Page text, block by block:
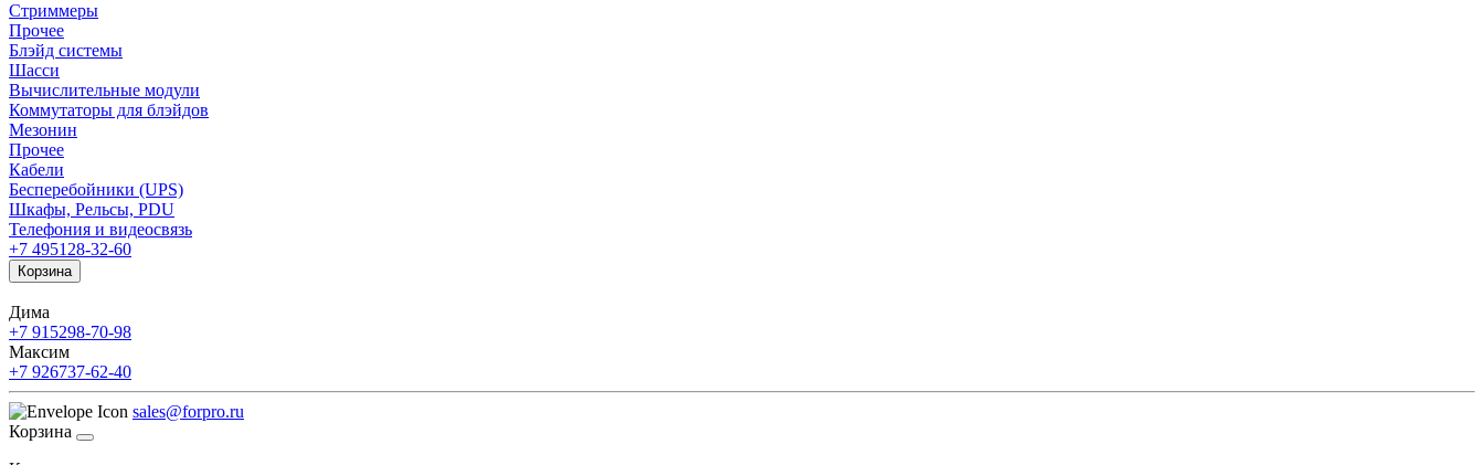
Стриммеры
Прочее
Блэйд системы
Шасси
Вычислительные модули
Коммутаторы для блэйдов
Мезонин
Прочее
Кабели
Бесперебойники (UPS)
Шкафы, Рельсы, PDU
Телефония и видеосвязь
+7 495128-32-60
Корзина
Дима
+7 915298-70-98
Максим
+7 926737-62-40
sales@forpro.ru
Корзина